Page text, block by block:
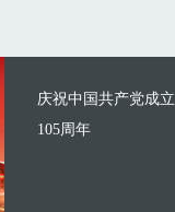
庆祝中国共产党成立
105周年